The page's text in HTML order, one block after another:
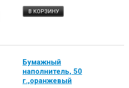
В КОРЗИНУ
Бумажный
наполнитель, 50
г.,оранжевый